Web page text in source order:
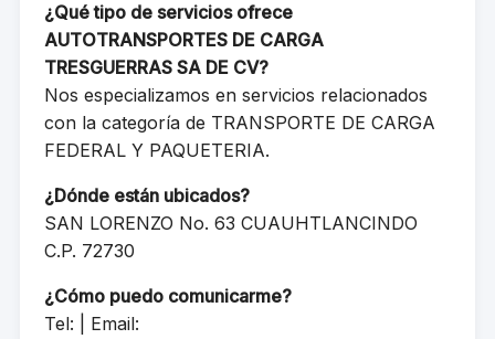
¿Qué tipo de servicios ofrece
AUTOTRANSPORTES DE CARGA
TRESGUERRAS SA DE CV?
Nos especializamos en servicios relacionados
con la categoría de TRANSPORTE DE CARGA
FEDERAL Y PAQUETERIA.
¿Dónde están ubicados?
SAN LORENZO No. 63 CUAUHTLANCINDO
C.P. 72730
¿Cómo puedo comunicarme?
Tel: | Email: